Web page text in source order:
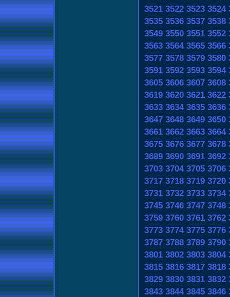
3521 3522 3523 3524
3535 3536 3537 3538
3549 3550 3551 3552
3563 3564 3565 3566
3577 3578 3579 3580
3591 3592 3593 3594
3605 3606 3607 3608
3619 3620 3621 3622
3633 3634 3635 3636
3647 3648 3649 3650
3661 3662 3663 3664
3675 3676 3677 3678
3689 3690 3691 3692
3703 3704 3705 3706
3717 3718 3719 3720
3731 3732 3733 3734
3745 3746 3747 3748
3759 3760 3761 3762
3773 3774 3775 3776
3787 3788 3789 3790
3801 3802 3803 3804
3815 3816 3817 3818
3829 3830 3831 3832
3843 3844 3845 3846